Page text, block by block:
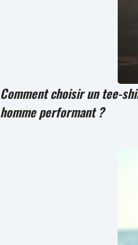
Comment choisir un tee-
homme performant ?